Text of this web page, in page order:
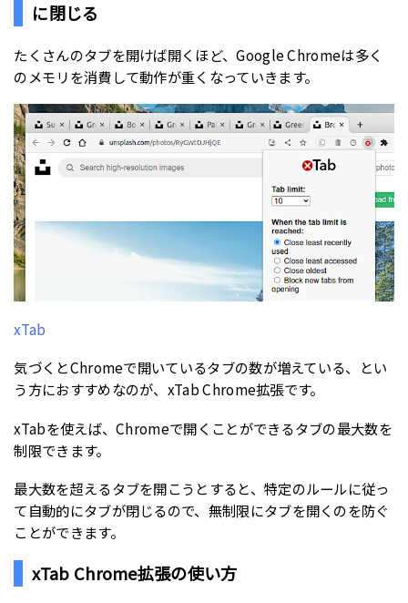
に閉じる
たくさんのタブを開けば開くほど、Google Chromeは多く
のメモリを消費して動作が重くなっていきます。
xTab
気づくとChromeで開いているタブの数が増えている、とい
う方におすすめなのが、xTab Chrome拡張です。
xTabを使えば、Chromeで開くことができるタブの最大数を
制限できます。
最大数を超えるタブを開こうとすると、特定のルールに従っ
て自動的にタブが閉じるので、無制限にタブを開くのを防ぐ
ことができます。
xTab Chrome拡張の使い方